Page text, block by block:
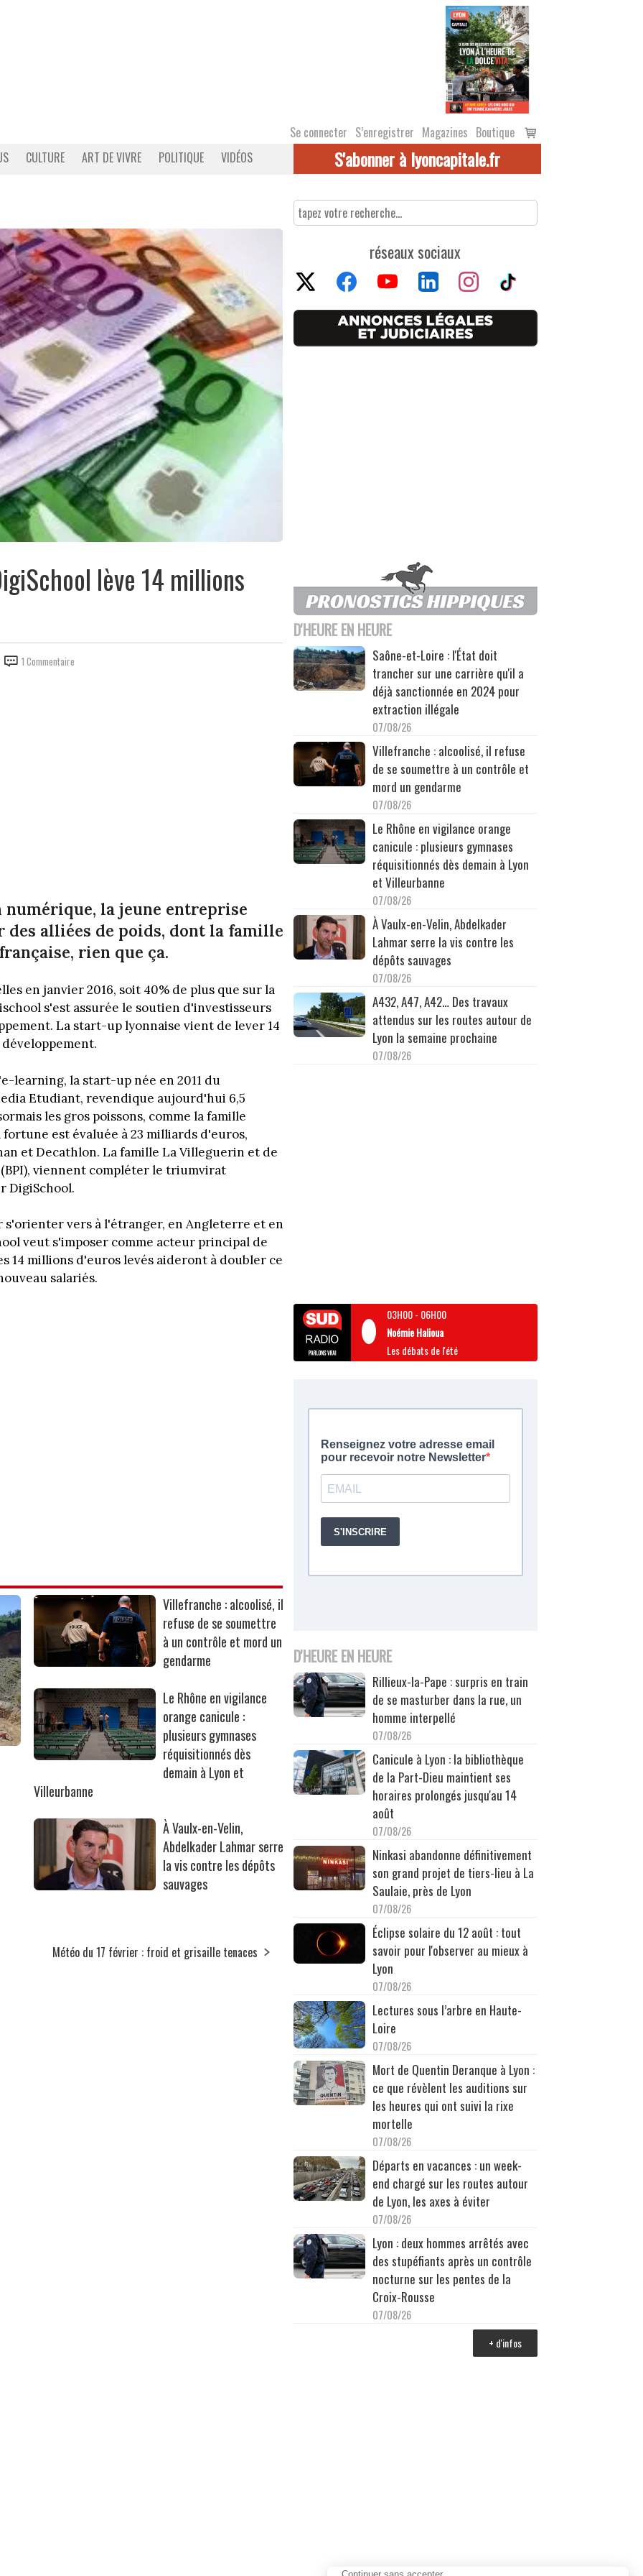
Se connecter S’enregistrer Magazines Boutique
Voir
le
CULTURE ART DE VIVRE POLITIQUE VIDÉOS S'abonner à lyoncapitale.fr
lève 14 millions
1 Commentaire
numérique, la jeune entreprise
alliées de poids, dont la famille
rien que ça.
en janvier 2016, soit 40% de plus que sur la
s'est assurée le soutien d'investisseurs
La start-up lyonnaise vient de lever 14
learning, la start-up née en 2011 du
Etudiant, revendique aujourd'hui 6,5
les gros poissons, comme la famille
est évaluée à 23 milliards d'euros,
et Decathlon. La famille La Villeguerin et de
viennent compléter le triumvirat
DigiSchool.
vers à l'étranger, en Angleterre et en
veut s'imposer comme acteur principal de
14 millions d'euros levés aideront à doubler ce
salariés.
Villefranche : alcoolisé, il
refuse de se soumettre
à un contrôle et mord un
gendarme
Le Rhône en vigilance
orange canicule :
plusieurs gymnases
réquisitionnés dès
demain à Lyon et
Villeurbanne
À Vaulx-en-Velin,
Abdelkader Lahmar serre
la vis contre les dépôts
sauvages
Météo du 17 février : froid et grisaille tenaces
réseaux sociaux
D'HEURE EN HEURE
Saône-et-Loire : l'État doit
trancher sur une carrière qu'il a
déjà sanctionnée en 2024 pour
extraction illégale
07/08/26
Villefranche : alcoolisé, il refuse
de se soumettre à un contrôle et
mord un gendarme
07/08/26
Le Rhône en vigilance orange
canicule : plusieurs gymnases
réquisitionnés dès demain à Lyon
et Villeurbanne
07/08/26
À Vaulx-en-Velin, Abdelkader
Lahmar serre la vis contre les
dépôts sauvages
07/08/26
A432, A47, A42… Des travaux
attendus sur les routes autour de
Lyon la semaine prochaine
07/08/26
03H00- 06H00
Noémie Halioua
Les débats de l'été
D'HEURE EN HEURE
Rillieux-la-Pape : surpris en train
de se masturber dans la rue, un
homme interpellé
07/08/26
Canicule à Lyon : la bibliothèque
de la Part-Dieu maintient ses
horaires prolongés jusqu'au 14
août
07/08/26
Ninkasi abandonne définitivement
son grand projet de tiers-lieu à La
Saulaie, près de Lyon
07/08/26
Éclipse solaire du 12 août : tout
savoir pour l'observer au mieux à
Lyon
07/08/26
Lectures sous l’arbre en Haute-
Loire
07/08/26
Mort de Quentin Deranque à Lyon :
ce que révèlent les auditions sur
les heures qui ont suivi la rixe
mortelle
07/08/26
Départs en vacances : un week-
end chargé sur les routes autour
de Lyon, les axes à éviter
07/08/26
Lyon : deux hommes arrêtés avec
des stupéfiants après un contrôle
nocturne sur les pentes de la
Croix-Rousse
07/08/26
+ d'infos